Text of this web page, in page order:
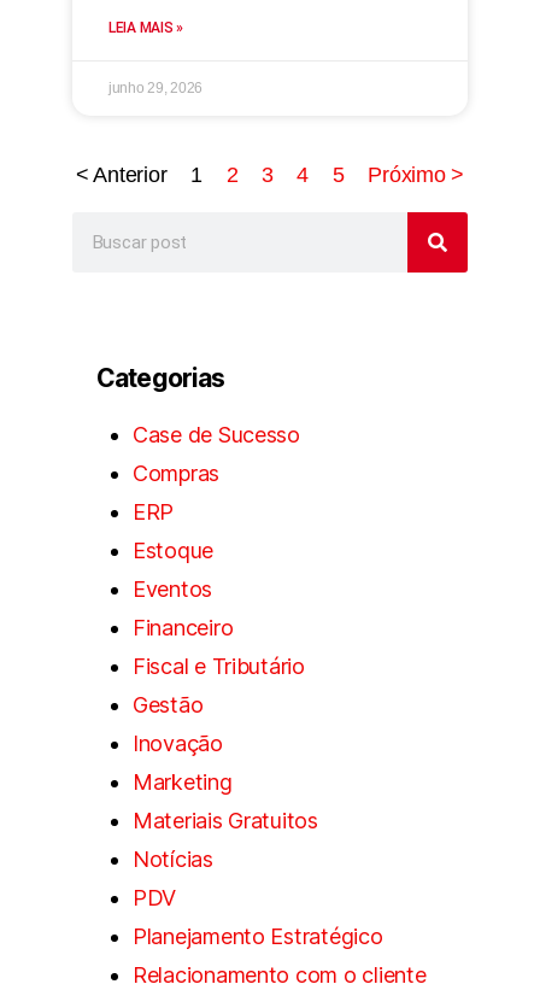
LEIA MAIS »
junho 29, 2026
< Anterior 1 2 3 4 5 Próximo >
Categorias
Case de Sucesso
Compras
ERP
Estoque
Eventos
Financeiro
Fiscal e Tributário
Gestão
Inovação
Marketing
Materiais Gratuitos
Notícias
PDV
Planejamento Estratégico
Relacionamento com o cliente